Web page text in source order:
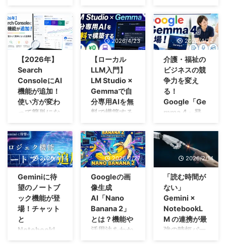
きは書く時間で
はなく、探す時
間だからです。
では、探す時
間を削るには何
が要るのか。自
社の資料を根拠
に答えるAIが、
メールを受信し
た瞬間に自動で
ょうか？今回は
この点について
解説していきま
す。 読み書き
だけで、1日2時
間半 日本ビジネ
スメール協会が
202 ...
う問題が起きま
す。 弊社が介
護・福祉や中小
企業の現場をご
支援していて
も、人手不足の
職場ほどマニュ
アルが必要なの
に、人手不足だ
から作る時間が
味があるけれ
ど、プログラミ
ングができる社
員はいない」
「AIに仕事を任
せて、誤送信や
情報漏えいが起
きないか心
配」。中小企業
や介護・福祉事
では、こうした
声をよく聞きま
す。
Workspace
Studioは、その
ような企業でも
使いやすい仕組
みです。自然な
言葉でやりたい
ことを伝える
ッチアップと、
学び続けること
が当たり前にな
った今、大人に
こそ重くのしか
かる問題です。
2026年6月25
日、Googleがそ
の悩みを解決し
てくれる？機能
た。 Geminiア
プリ内の学習支
援機能Study
Notebooksで
す。一部では
「AI家庭教師が
爆誕」とも報じ
られまし ...
でクリックした
り文字を入力し
たりできるよう
になりました。
これまでは
「質問すれば答
えを返す」チャ
ットのやり取り
でしたが、今回
は答えるだけで
て実際に動かす
能力が加わっ
た。この点が大
きな変化になり
ます。 「便利
そうだけど、具
体的に何ができ
るの？ ...
から、Googleの
年次開発者会議
「Google I/O
2026」が開幕
しました。今年
の発表は例年と
少しトーンが違
います。 AIモ
デルの性能アッ
プだけでなく、
的に動く」エー
ジェントの実用
フェーズが、は
っきりと前面に
出てきた回でし
た。
「ChatGPTを使
ってはいるけれ
ど、結局自分で
指示を出し続け
トツールといえ
ば、Slack、
Microsoft
Teams、
Chatworkなど
が思い浮かぶか
もしれません。
しかし、ここ
数年で急速に進
化し、特に
者にとって最強
の選択肢となり
つつあるのが
Google Chat で
す。 特に2026
年に入ってから
は、生成
AI「Gemini」と
の連携が深化
し、単なるメッ
「広告を出した
いけれど、撮影
費用も人手も足
りない」「SNS
は大事だと分か
っているが、毎
週投稿する素材
が用意できな
い」 こうした
悩みは、規模の
抱えている共通
の課題です。
そんな中、
2026年5月5日
にGoogleが発表
した新機能
「Pomelli
Catalog（ポメ
リ カタログ）」
が、世界中のマ
2026/5/6
【2026年】
Search
ConsoleにAI
機能が追加！
使い方が変わ
って簡単にな
2026年に入
り、Google
Search
Console（サー
チコンソール）
に自然言語でレ
ポートを呼び出
せるAI機能が試
験的に追加され
ました。「先
2026/4/23
【ローカル
LLM入門】
LM Studio ×
Gemmaで自
分専用AIを無
料で構築する
「ChatGPTみた
いなAIを、自分
のパソコンで無
料で動かせたら
いいのに…」
「機密情報をAI
に渡したいけ
ど、クラウドに
送るのは不
安…」 そう思
2026/4/22
介護・福祉の
ビジネスの競
争力を変え
る！
Google「Ge
mma 4」登
人手不足、記録
業務の長時間
化、加算要件の
複雑化、そして
処遇改善──介
護・障がい福祉
事業を取り巻く
環境は、年々厳
しさを増してい
ます。 多くの
2026/4/14
Geminiに待
望のノートブ
ック機能が登
場！チャット
と
NotebookL
2026/2/27
Googleの画
像生成
AI「Nano
Banana 2」
とは？機能や
活用法をわか
2026/2/14
「読む時間が
ない」
Gemini ×
NotebookL
M の連携が最
強の時短パー